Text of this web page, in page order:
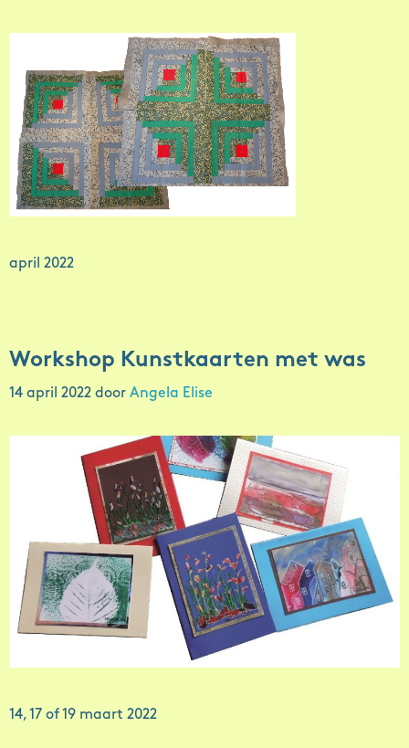
april 2022
Workshop Kunstkaarten met was
14 april 2022 door Angela Elise
14, 17 of 19 maart 2022